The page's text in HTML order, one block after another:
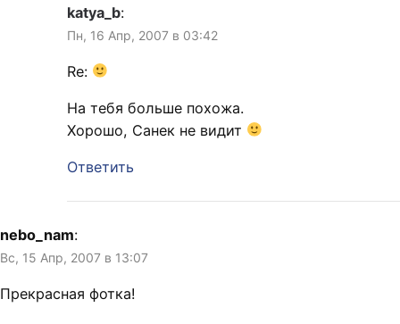
katya_b:
Пн, 16 Апр, 2007 в 03:42
Re:
На тебя больше похожа.
Хорошо, Санек не видит
Ответить
nebo_nam:
Вс, 15 Апр, 2007 в 13:07
Прекрасная фотка!